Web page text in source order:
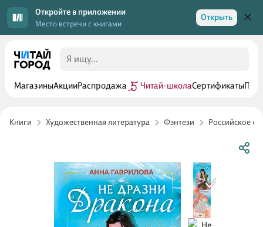
Откройте в приложении
Место встречи с книгами
Открыть
МагазиныАкцииРаспродажа Читай-школаСертификаты
Книги Художественная литература Фэнтези Российское